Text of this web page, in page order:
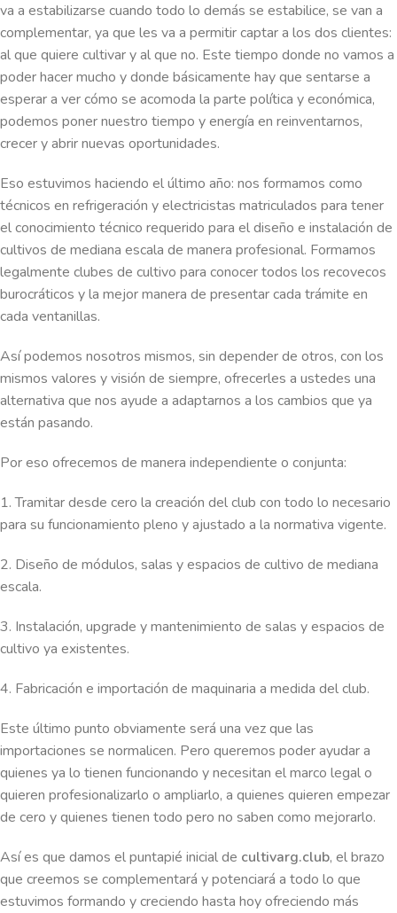
va a estabilizarse cuando todo lo demás se estabilice, se van a
complementar, ya que les va a permitir captar a los dos clientes:
al que quiere cultivar y al que no. Este tiempo donde no vamos a
poder hacer mucho y donde básicamente hay que sentarse a
esperar a ver cómo se acomoda la parte política y económica,
podemos poner nuestro tiempo y energía en reinventarnos,
crecer y abrir nuevas oportunidades.
Eso estuvimos haciendo el último año: nos formamos como
técnicos en refrigeración y electricistas matriculados para tener
el conocimiento técnico requerido para el diseño e instalación de
cultivos de mediana escala de manera profesional. Formamos
legalmente clubes de cultivo para conocer todos los recovecos
burocráticos y la mejor manera de presentar cada trámite en
cada ventanillas.
Así podemos nosotros mismos, sin depender de otros, con los
mismos valores y visión de siempre, ofrecerles a ustedes una
alternativa que nos ayude a adaptarnos a los cambios que ya
están pasando.
Por eso ofrecemos de manera independiente o conjunta:
1. Tramitar desde cero la creación del club con todo lo necesario
para su funcionamiento pleno y ajustado a la normativa vigente.
2. Diseño de módulos, salas y espacios de cultivo de mediana
escala.
3. Instalación, upgrade y mantenimiento de salas y espacios de
cultivo ya existentes.
4. Fabricación e importación de maquinaria a medida del club.
Este último punto obviamente será una vez que las
importaciones se normalicen. Pero queremos poder ayudar a
quienes ya lo tienen funcionando y necesitan el marco legal o
quieren profesionalizarlo o ampliarlo, a quienes quieren empezar
de cero y quienes tienen todo pero no saben como mejorarlo.
Así es que damos el puntapié inicial de cultivarg.club, el brazo
que creemos se complementará y potenciará a todo lo que
estuvimos formando y creciendo hasta hoy ofreciendo más